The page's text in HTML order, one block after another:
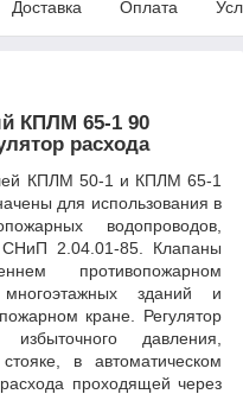
Доставка Оплата
КПЛМ 65-1 90
расхода
КПЛМ 50-1 и КПЛМ 65-1
для использования в
водопроводов,
СНиП 2.04.01-85. Клапаны
противопожарном
зданий и
кране. Регулятор
давления,
в автоматическом
проходящей через